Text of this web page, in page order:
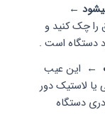
←
را چک کنید و
دستگاه است .
← این عیب
لاستیک دور
دستگاه